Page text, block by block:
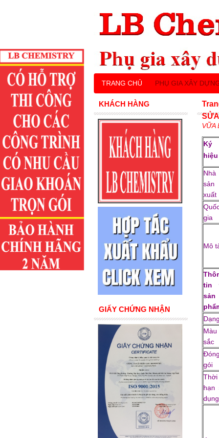
VỮA
Ký
hiệu
Nhà
sản
xuất
gia
Mô
tin
sản
Dạng
Màu
sắc
Đóng
gói
Thời
hạn
dụng
KHÁCH HÀNG
GIẤY CHỨNG NHẬN
TRANG CHỦ PHỤ GIA XÂY